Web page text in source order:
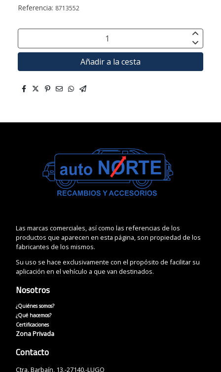
Referencia: 8713552
Añadir a la cesta
Las marcas comerciales, así como las referencias de los
productos que aparecen en esta página, son propiedad de los
fabricantes de los mismos.
Su uso se hace exclusivamente con el propósito de facilitar su
aplicación en el vehículo a que van destinados.
Nosotros
¿Quiénes somos?
¿Qué hacemos?
Certificaciones
Zona Privada
Contacto
Ctra. Barbaín, 13.-27140.-LUGO